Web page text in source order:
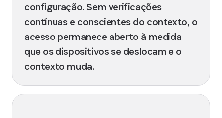
configuração. Sem verificações
contínuas e conscientes do contexto, o
acesso permanece aberto à medida
que os dispositivos se deslocam e o
contexto muda.